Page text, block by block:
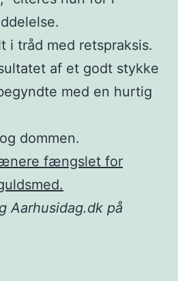
i tråd med retspraksis.
af et godt stykke
med en hurtig
dommen.
fængslet for
Aarhusidag.dk på